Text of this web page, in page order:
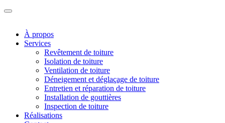
À propos
Services
Revêtement de toiture
Isolation de toiture
Ventilation de toiture
Déneigement et déglaçage de toiture
Entretien et réparation de toiture
Installation de gouttières
Inspection de toiture
Réalisations